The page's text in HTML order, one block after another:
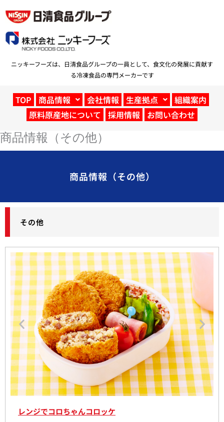
容
ニッキーフーズは、日清食品グループの一員として、食文化の発展に貢献す
る冷凍食品の専門メーカーです
TOP 商品情報 会社情報 生産拠点
組織案内
原料原産地について
採用情報 お問い合わせ
商品情報（その他）
商品情報（その他）
その他
レンジでコロちゃんコロッケ